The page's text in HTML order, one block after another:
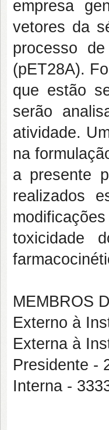
empresa
vetores da
processo
(pET28A).
que estão
serão
atividade.
na
a presente
realizados
toxicidade
MEMBROS
Externo à
Externa à
Presidente -
Interna -